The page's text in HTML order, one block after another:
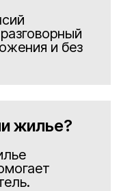
и без
жилье?